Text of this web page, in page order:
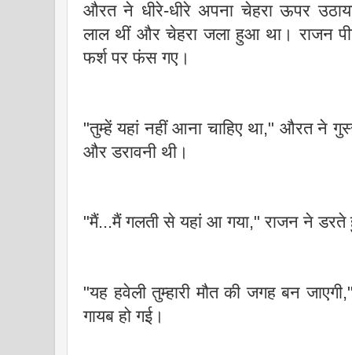
औरत ने धीरे-धीरे अपना चेहरा ऊपर
लाल थीं और चेहरा जला हुआ था। राजन
फर्श पर फंस गए।
"तुम्हें यहां नहीं आना चाहिए था," औरत ने
और डरावनी थी।
"मैं...मैं गलती से यहां आ गया," राजन ने
"यह हवेली तुम्हारी मौत की जगह बन
गायब हो गई।